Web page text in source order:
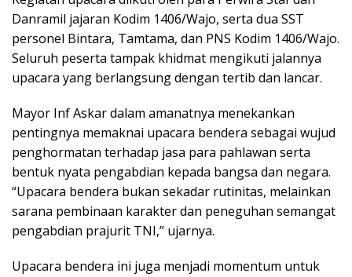
Danramil jajaran Kodim 1406/Wajo, serta dua SST
personel Bintara, Tamtama, dan PNS Kodim 1406/Wajo.
Seluruh peserta tampak khidmat mengikuti jalannya
upacara yang berlangsung dengan tertib dan lancar.
Mayor Inf Askar dalam amanatnya menekankan
pentingnya memaknai upacara bendera sebagai wujud
penghormatan terhadap jasa para pahlawan serta
bentuk nyata pengabdian kepada bangsa dan negara.
“Upacara bendera bukan sekadar rutinitas, melainkan
sarana pembinaan karakter dan peneguhan semangat
pengabdian prajurit TNI,” ujarnya.
Upacara bendera ini juga menjadi momentum untuk